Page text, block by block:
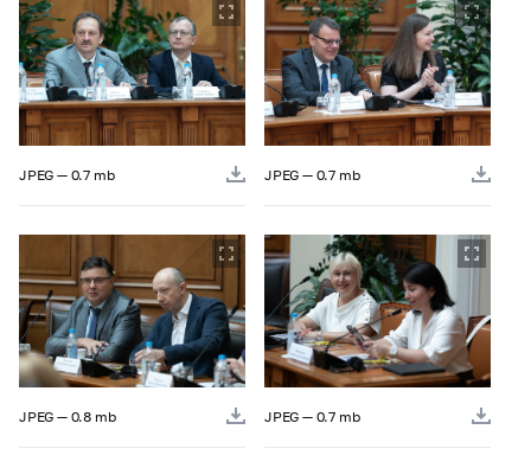
JPEG — 0.7 mb JPEG — 0.7 mb
JPEG — 0.8 mb JPEG — 0.7 mb